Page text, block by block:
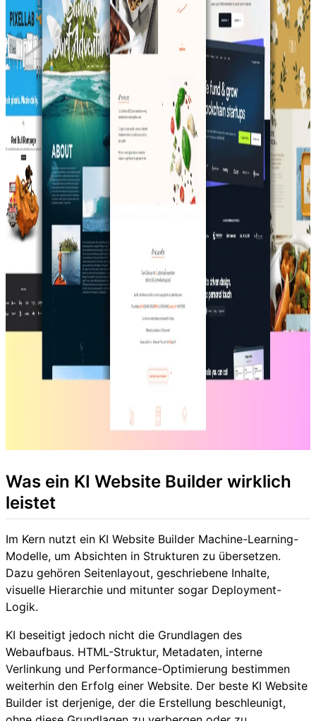
Was ein KI Website Builder wirklich
leistet
Im Kern nutzt ein KI Website Builder Machine-Learning-
Modelle, um Absichten in Strukturen zu übersetzen.
Dazu gehören Seitenlayout, geschriebene Inhalte,
visuelle Hierarchie und mitunter sogar Deployment-
Logik.
KI beseitigt jedoch nicht die Grundlagen des
Webaufbaus. HTML-Struktur, Metadaten, interne
Verlinkung und Performance-Optimierung bestimmen
weiterhin den Erfolg einer Website. Der beste KI Website
Builder ist derjenige, der die Erstellung beschleunigt,